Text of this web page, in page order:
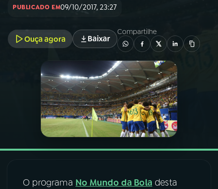
PROGRAMAS
PODCASTS
06VIDEOCASTS
07ÚLTIMAS
PUBLICADO EM09/10/2017, 23:27
Ouça agora Baixar
Compartilhe
O programa No Mundo da Bola desta